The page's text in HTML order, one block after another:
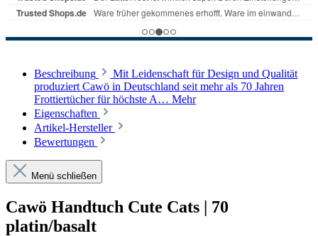
Beschreibung
Mit Leidenschaft für Design und Qualität
produziert Cawö in Deutschland seit mehr als 70 Jahren
Frottiertücher für höchste A… Mehr
Eigenschaften
Artikel-Hersteller
Bewertungen
Menü schließen
Cawö Handtuch Cute Cats | 70
platin/basalt